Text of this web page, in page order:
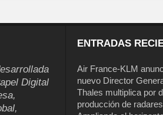
Digital
ENTRADAS
Air France-KLM
nuevo Director
Thales multiplica por
producción de